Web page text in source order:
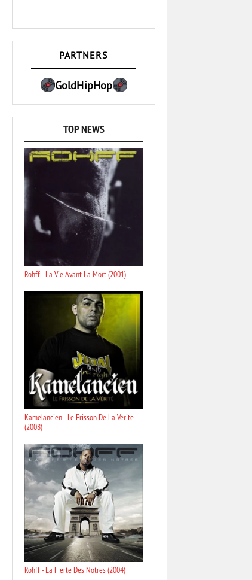
PARTNERS
GoldHipHop
TOP NEWS
Rohff - La Vie Avant La Mort (2001)
Kamelancien - Le Frisson De La Verite
(2008)
Rohff - La Fierte Des Notres (2004)